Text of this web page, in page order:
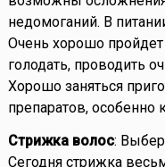
недомоганий. В
Очень хорошо пройдет
голодать, проводить
Хорошо заняться
препаратов, особенно
Стрижка волос:
Сегодня стрижка